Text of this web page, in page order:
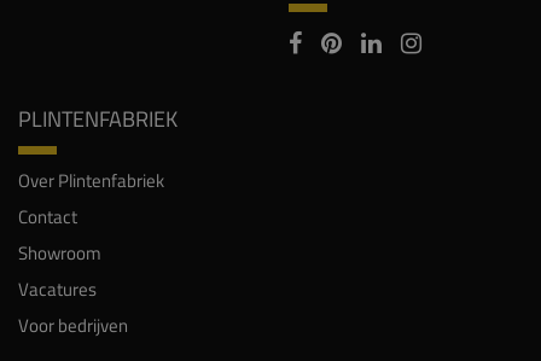
PLINTENFABRIEK
Over Plintenfabriek
Contact
Showroom
Vacatures
Voor bedrijven